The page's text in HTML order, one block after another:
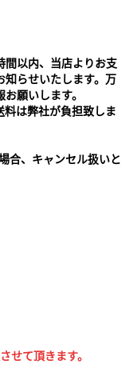
間以内、当店よりお支
知らせいたします。万
願いします。
料は弊社が負担致しま
合、キャンセル扱いと
せて頂きます。